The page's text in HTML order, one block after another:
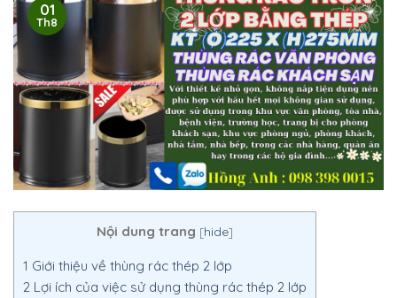
01
Th8
Nội dung trang [hide]
1 Giới thiệu về thùng rác thép 2 lớp
2 Lợi ích của việc sử dụng thùng rác thép 2 lớp